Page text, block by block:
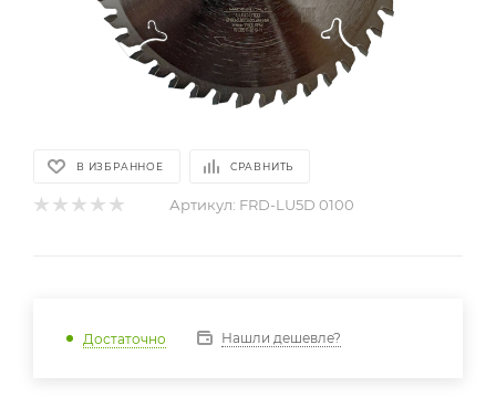
В ИЗБРАННОЕ СРАВНИТЬ
Артикул: FRD-LU5D 0100
Достаточно Нашли дешевле?